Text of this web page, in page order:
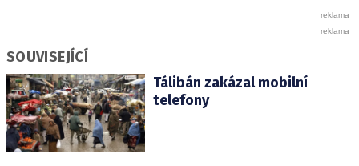
SOUVISEJÍCÍ
Tálibán zakázal mobilní
telefony